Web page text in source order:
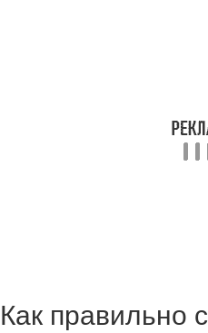
Как правильно